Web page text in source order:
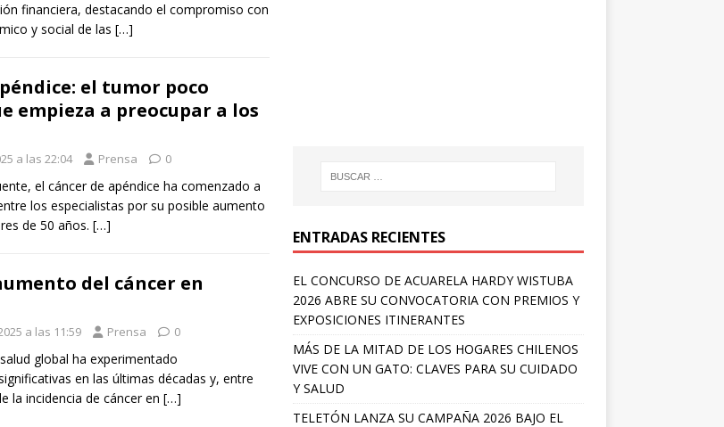
financiera, destacando el compromiso con
y social de las […]
el tumor poco
empieza a preocupar a los
a las 22:04 Prensa 0
el cáncer de apéndice ha comenzado a
los especialistas por su posible aumento
de 50 años. […]
del cáncer en
a las 11:59 Prensa 0
global ha experimentado
en las últimas décadas y, entre
la incidencia de cáncer en […]
ENTRADAS RECIENTES
EL CONCURSO DE ACUARELA HARDY WISTUBA
2026 ABRE SU CONVOCATORIA CON PREMIOS Y
EXPOSICIONES ITINERANTES
MÁS DE LA MITAD DE LOS HOGARES CHILENOS
VIVE CON UN GATO: CLAVES PARA SU CUIDADO
Y SALUD
TELETÓN LANZA SU CAMPAÑA 2026 BAJO EL